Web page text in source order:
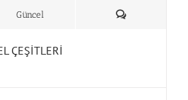
Güncel Yorum
ÇEŞİTLERİ